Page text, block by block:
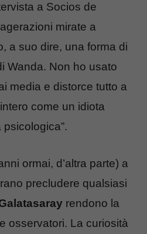
a Socios de
mirate a
a suo dire, una forma di
Wanda. Non ho usato
media e distorce tutto a
come un idiota
ormai, d’altra parte) a
precludere qualsiasi
rendono la
osservatori. La curiosità